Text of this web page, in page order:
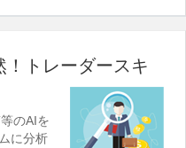
トレーダースキ
のAIを
に分析